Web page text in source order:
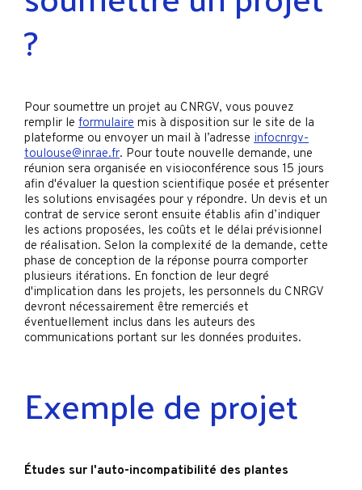
?
Pour soumettre un projet au CNRGV, vous pouvez
remplir le formulaire mis à disposition sur le site de la
plateforme ou envoyer un mail à l’adresse infocnrgv-
toulouse@inrae.fr. Pour toute nouvelle demande, une
réunion sera organisée en visioconférence sous 15 jours
afin d'évaluer la question scientifique posée et présenter
les solutions envisagées pour y répondre. Un devis et un
contrat de service seront ensuite établis afin d’indiquer
les actions proposées, les coûts et le délai prévisionnel
de réalisation. Selon la complexité de la demande, cette
phase de conception de la réponse pourra comporter
plusieurs itérations. En fonction de leur degré
d'implication dans les projets, les personnels du CNRGV
devront nécessairement être remerciés et
éventuellement inclus dans les auteurs des
communications portant sur les données produites.
Exemple de projet
Études sur l'auto-incompatibilité des plantes